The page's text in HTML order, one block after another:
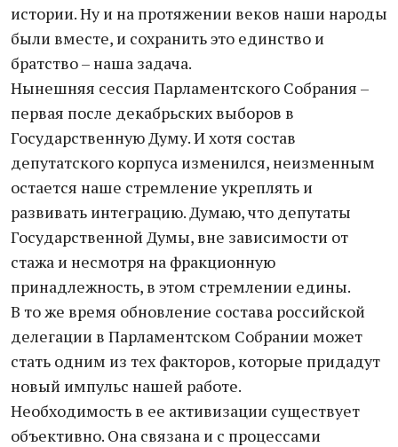
истории. Ну и на протяжении веков наши народы
были вместе, и сохранить это единство и
братство – наша задача.
Нынешняя сессия Парламентского Собрания –
первая после декабрьских выборов в
Государственную Думу. И хотя состав
депутатского корпуса изменился, неизменным
остается наше стремление укреплять и
развивать интеграцию. Думаю, что депутаты
Государственной Думы, вне зависимости от
стажа и несмотря на фракционную
принадлежность, в этом стремлении едины.
В то же время обновление состава российской
делегации в Парламентском Собрании может
стать одним из тех факторов, которые придадут
новый импульс нашей работе.
Необходимость в ее активизации существует
объективно. Она связана и с процессами